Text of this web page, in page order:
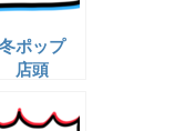
ポップ
店頭